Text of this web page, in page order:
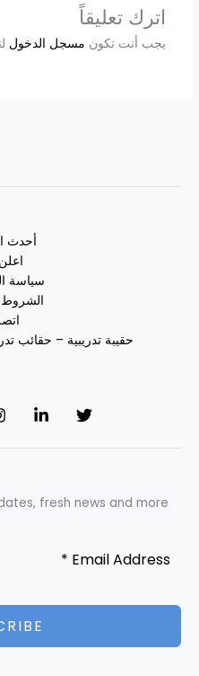
اترك تعليقاً
يجب أنت تكون مسجل الدخول
أحدث
سياسة
الشروط
حقيبة تدريبية – حقائب
fresh news and more!